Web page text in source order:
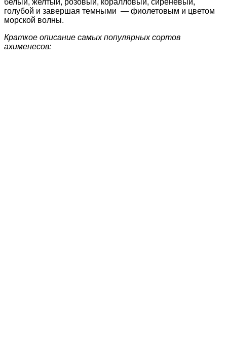
белый, желтый, розовый, коралловый, сиреневый,
голубой и завершая темными — фиолетовым и цветом
морской волны.
Краткое описание самых популярных сортов
ахименесов: